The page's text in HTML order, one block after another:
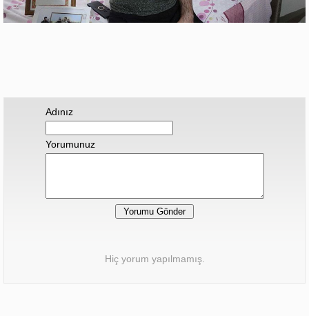
Adınız
Yorumunuz
Hiç yorum yapılmamış.